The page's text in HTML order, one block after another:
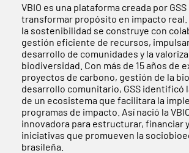
VBIO es una plataforma creada por GSS
transformar propósito en impacto real.
la sostenibilidad se construye con
gestión eficiente de recursos,
desarrollo de comunidades y la
biodiversidad. Con más de 15 años de
proyectos de carbono, gestión de la
desarrollo comunitario, GSS identificó
de un ecosistema que facilitara la
programas de impacto. Así nació la
innovadora para estructurar, financiar
iniciativas que promueven la
brasileña.